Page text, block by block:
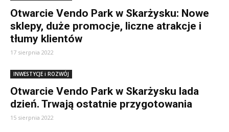
Otwarcie Vendo Park w Skarżysku: Nowe
sklepy, duże promocje, liczne atrakcje i
tłumy klientów
17 sierpnia 2022
INWESTYCJE i ROZWÓJ
Otwarcie Vendo Park w Skarżysku lada
dzień. Trwają ostatnie przygotowania
15 sierpnia 2022